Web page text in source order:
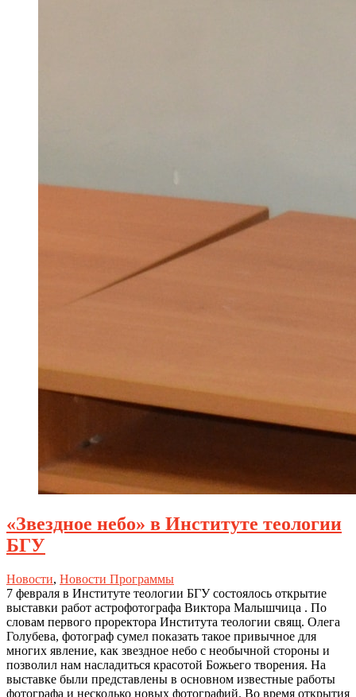
«Звездное небо» в Институте теологии
БГУ
Новости, Новости Программы
7 февраля в Институте теологии БГУ состоялось открытие
выставки работ астрофотографа Виктора Малышчица . По
словам первого проректора Института теологии свящ. Олега
Голубева, фотограф сумел показать такое привычное для
многих явление, как звездное небо с необычной стороны и
позволил нам насладиться красотой Божьего творения. На
выставке были представлены в основном известные работы
фотографа и несколько новых фотографий. Во время открытия